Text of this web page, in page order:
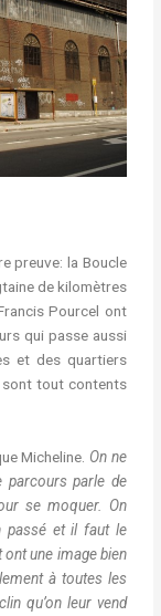
preuve: la Boucle
de kilomètres
Pourcel ont
qui passe aussi
et des quartiers
sont tout contents
Micheline. On ne
parcours parle de
se moquer. On
passé et il faut le
ont une image bien
à toutes les
qu’on leur vend